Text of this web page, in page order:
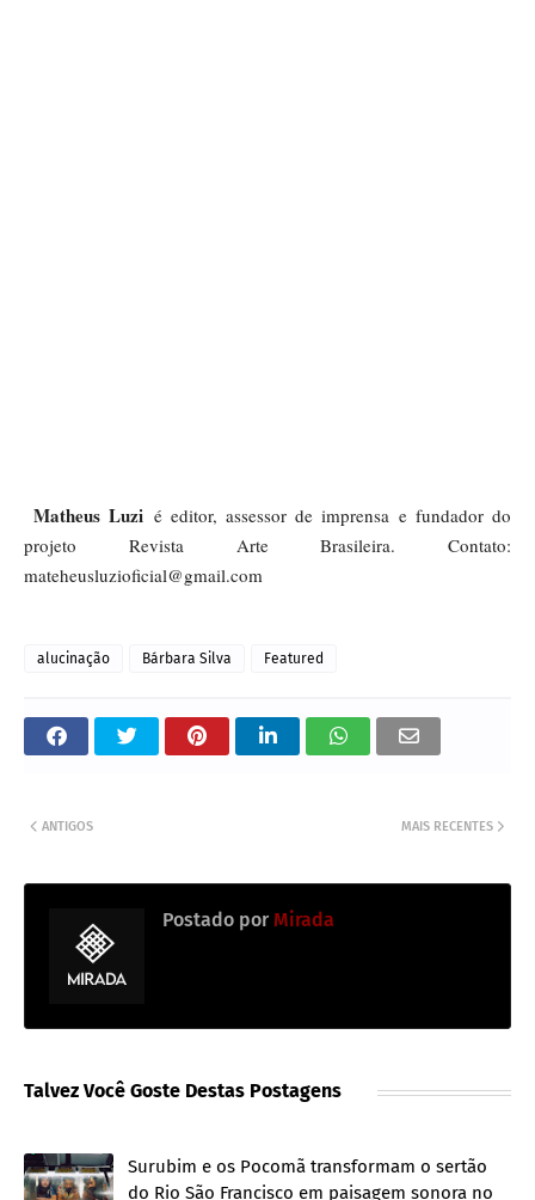
Matheus Luzi é editor, assessor de imprensa e fundador do
projeto Revista Arte Brasileira. Contato:
mateheusluzioficial@gmail.com
alucinação Bárbara Silva Featured
MAIS RECENTES
ANTIGOS
Postado por Mirada
Talvez Você Goste Destas Postagens
Surubim e os Pocomã transformam o sertão
do Rio São Francisco em paisagem sonora no